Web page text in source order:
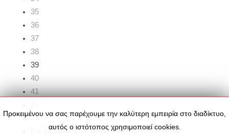
35
36
37
38
39
40
41
43
Επόμενο
Προκειμένου να σας παρέχουμε την καλύτερη εμπειρία στο διαδίκτυο,
αυτός ο ιστότοπος χρησιμοποιεί cookies.